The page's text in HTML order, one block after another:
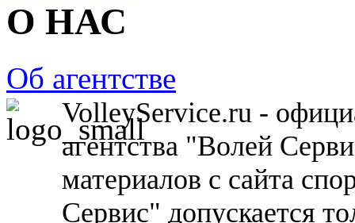
О НАС
Об агентстве
VolleyService.ru -
агентства "Волей
материалов с сайта
Сервис" допускается